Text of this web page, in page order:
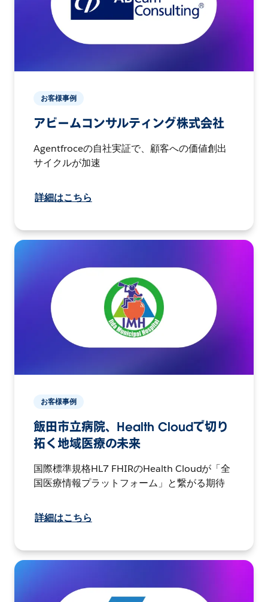
お客様事例
アビームコンサルティング株式会社
Agentfroceの自社実証で、顧客への価値創出
サイクルが加速
詳細はこちら
お客様事例
飯田市立病院、Health Cloudで切り
拓く地域医療の未来
国際標準規格HL7 FHIRのHealth Cloudが「全
国医療情報プラットフォーム」と繋がる期待
詳細はこちら